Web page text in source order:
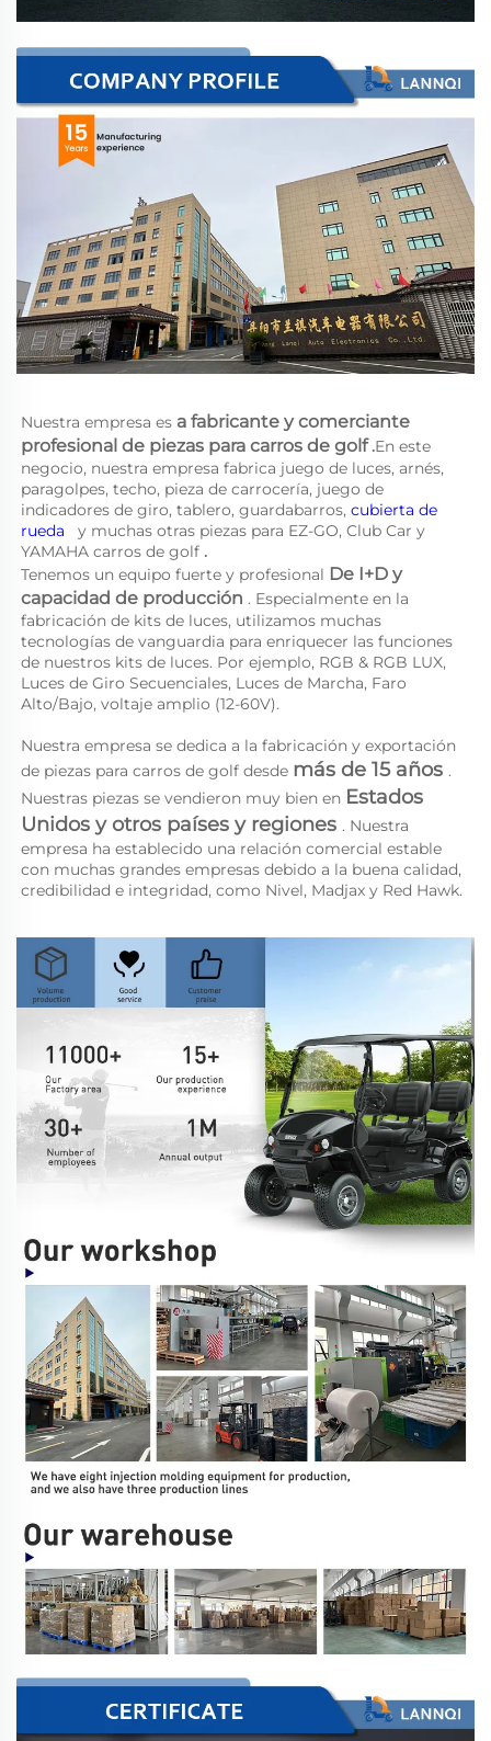
Nuestra empresa es a fabricante y comerciante
profesional de piezas para carros de golf .En este
negocio, nuestra empresa fabrica juego de luces, arnés,
paragolpes, techo, pieza de carrocería, juego de
indicadores de giro, tablero, guardabarros, cubierta de
rueda y muchas otras piezas para EZ-GO, Club Car y
YAMAHA carros de golf .
Tenemos un equipo fuerte y profesional De I+D y
capacidad de producción . Especialmente en la
fabricación de kits de luces, utilizamos muchas
tecnologías de vanguardia para enriquecer las funciones
de nuestros kits de luces. Por ejemplo, RGB & RGB LUX,
Luces de Giro Secuenciales, Luces de Marcha, Faro
Alto/Bajo, voltaje amplio (12-60V).
Nuestra empresa se dedica a la fabricación y exportación
de piezas para carros de golf desde más de 15 años .
Nuestras piezas se vendieron muy bien en Estados
Unidos y otros países y regiones . Nuestra
empresa ha establecido una relación comercial estable
con muchas grandes empresas debido a la buena calidad,
credibilidad e integridad, como Nivel, Madjax y Red Hawk.